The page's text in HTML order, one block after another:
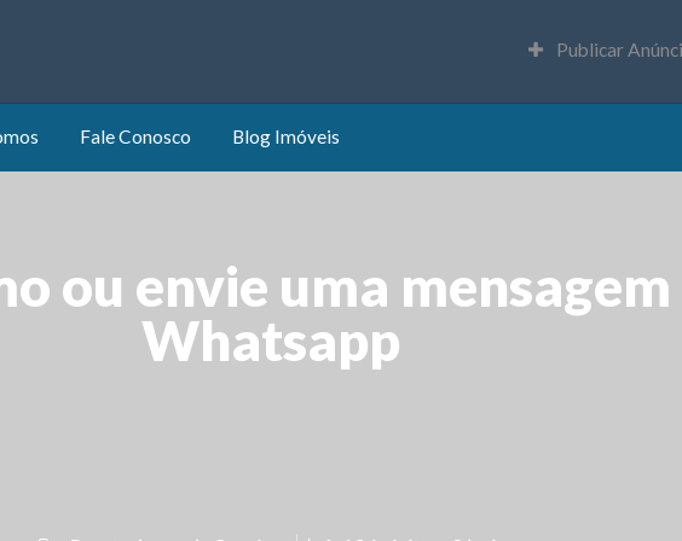
Publicar
Fale Conosco Blog Imóveis
ou envie uma
Whatsapp